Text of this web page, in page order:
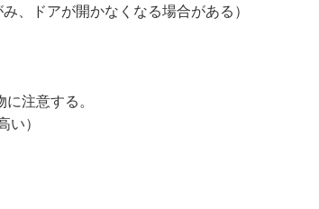
、ドアが開かなくなる場合がある）
注意する。
い）